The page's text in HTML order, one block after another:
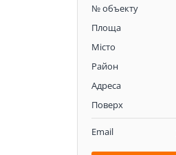
№ объекту
Площа
Місто
Район
Адреса
Поверх
Email